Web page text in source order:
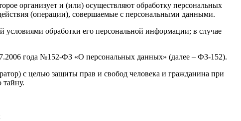
организует и (или) осуществляют обработку персональных
(операции), совершаемые с персональными данными.
условиями обработки его персональной информации; в случае
года №152-ФЗ «О персональных данных» (далее – ФЗ-152).
с целью защиты прав и свобод человека и гражданина при